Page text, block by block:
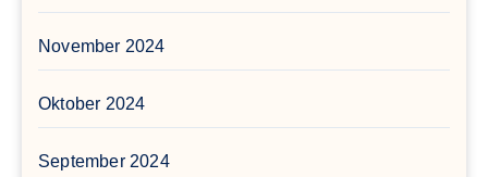
November 2024
Oktober 2024
September 2024